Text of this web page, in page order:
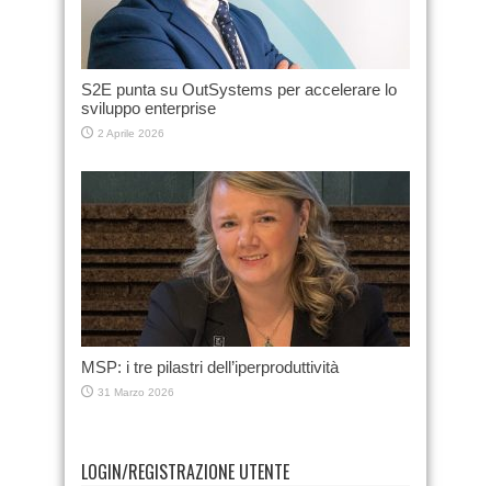
S2E punta su OutSystems per accelerare lo
sviluppo enterprise
2 Aprile 2026
MSP: i tre pilastri dell’iperproduttività
31 Marzo 2026
LOGIN/REGISTRAZIONE UTENTE